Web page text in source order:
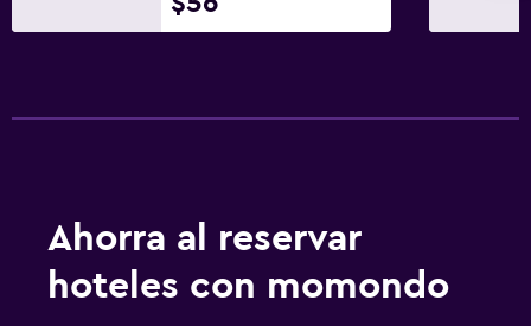
Ahorra al reservar
hoteles con momondo